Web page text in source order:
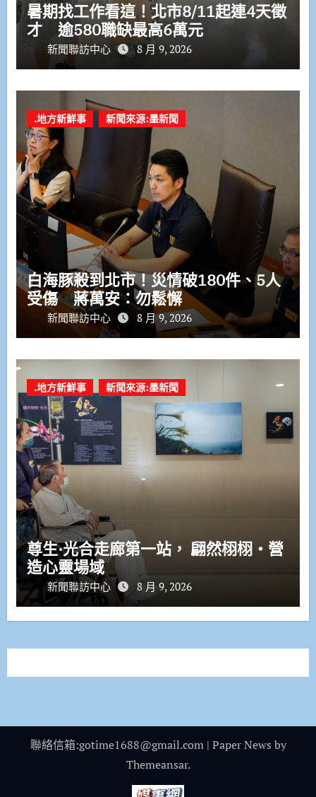
暑期找工作看這！北市8/11起連4天徵
才 逾580職缺最高6萬元
新聞聯訪中心 8 月 9, 2026
.地方新鮮事 新聞來源:墨新聞
白海豚殺到北市！災情破180件、5人
受傷 蔣萬安：勿鬆懈
新聞聯訪中心 8 月 9, 2026
.地方新鮮事 新聞來源:墨新聞
尊生·光合走廊第一站， 翩然栩栩・營
造心靈場域
新聞聯訪中心 8 月 9, 2026
聯絡信箱:gotime1688@gmail.com | Paper News by
Themeansar.